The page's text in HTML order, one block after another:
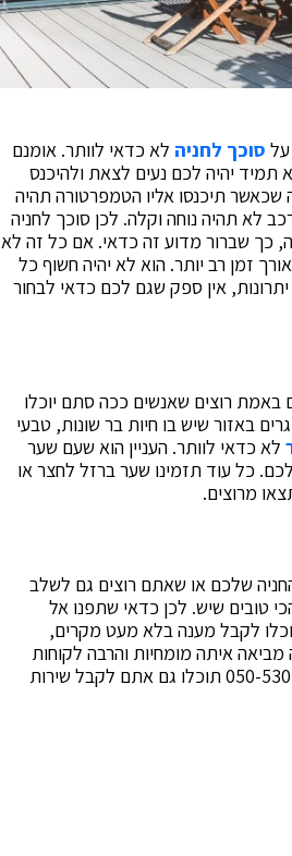
סוכך לחניה לא כדאי לוותר. אומנם
יהיה לכם נעים לצאת ולהיכנס
תיכנסו אליו הטמפרטורה תהיה
לא תהיה נוחה וקלה. לכן סוכך לחניה
כך שברור מדוע זה כדאי. אם כל זה לא
זמן רב יותר. הוא לא יהיה חשוף כל
אין ספק שגם לכם כדאי לבחור
רוצים שאנשים ככה סתם יוכלו
באזור שיש בו חיות בר שונות, טבעי
לא כדאי לוותר. העניין הוא שעם שער
כל עוד תזמינו שער ברזל לחצר או
מרוצים.
שלכם או שאתם רוצים גם לשלב
טובים שיש. לכן כדאי שתפנו אל
לקבל מענה בלא מעט מקרים,
איתה מומחיות והרבה לקוחות
מרוצים שחוזרים לכאן תמיד. לכן אין ספק שאם תתקשרו למספר: 050-530-5261 תוכלו גם אתם לקבל שירות